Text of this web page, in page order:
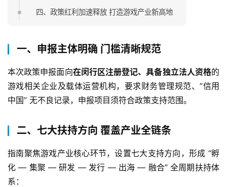
页
游
茶
原
四、政策红利加速释放 打造游戏产业新高地
一、申报主体明确 门槛清晰规范
本次政策申报面向在闵行区注册登记、具备独立法人资格的
游戏相关企业及载体运营机构，要求财务管理规范、”信用
中国” 无不良记录，申报项目须符合政策支持范围。
二、七大扶持方向 覆盖产业全链条
指南聚焦游戏产业核心环节，设置七大支持方向，形成 “孵
化 — 集聚 — 研发 — 发行 — 出海 — 融合” 全周期扶持体
系：